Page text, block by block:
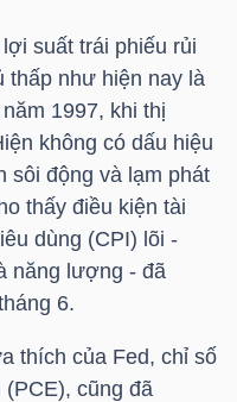
suất trái phiếu rủi
thấp như hiện nay là
1997, khi thị
không có dấu hiệu
sôi động và lạm phát
thấy điều kiện tài
dùng (CPI) lõi -
năng lượng - đã
6.
thích của Fed, chỉ số
cũng đã